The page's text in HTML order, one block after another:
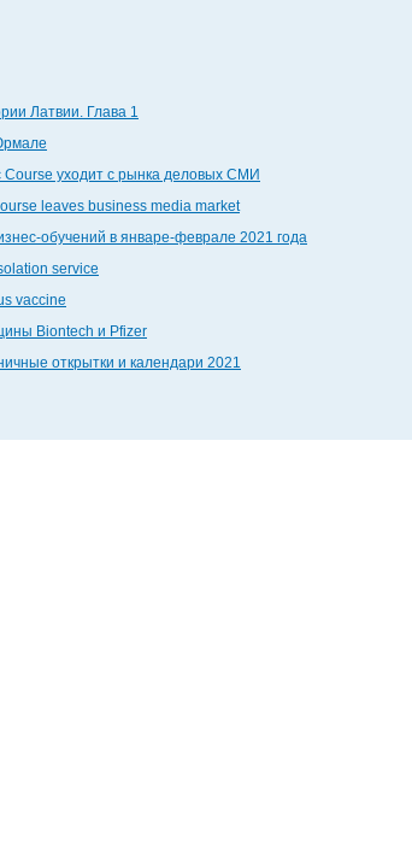
Латвии. Глава 1
Course уходит с рынка деловых СМИ
leaves business media market
обучений в январе-феврале 2021 года
service
vaccine
Biontech и Pfizer
открытки и календари 2021